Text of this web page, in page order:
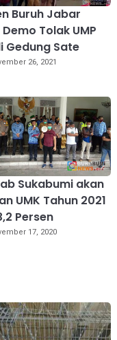
Buruh Jabar
Tolak UMP
Gedung Sate
26, 2021
Sukabumi akan
UMK Tahun 2021
Persen
17, 2020